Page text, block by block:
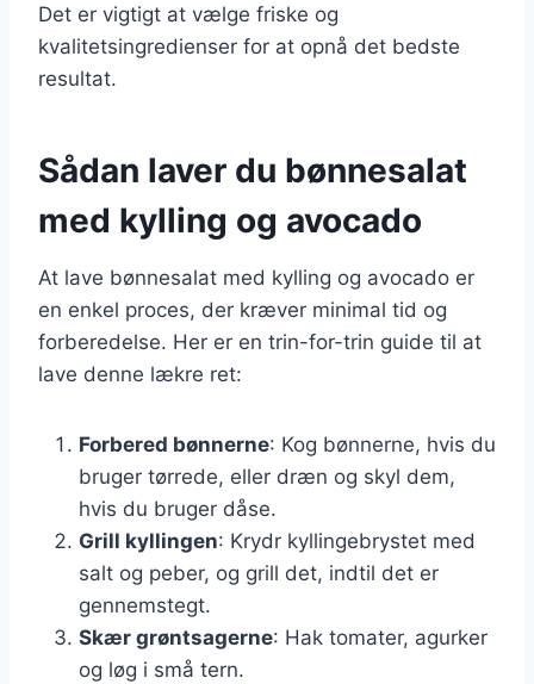
Det er vigtigt at vælge friske og
kvalitetsingredienser for at opnå det bedste
resultat.
Sådan laver du bønnesalat
med kylling og avocado
At lave bønnesalat med kylling og avocado er
en enkel proces, der kræver minimal tid og
forberedelse. Her er en trin-for-trin guide til at
lave denne lækre ret:
Forbered bønnerne: Kog bønnerne, hvis du
bruger tørrede, eller dræn og skyl dem,
hvis du bruger dåse.
Grill kyllingen: Krydr kyllingebrystet med
salt og peber, og grill det, indtil det er
gennemstegt.
Skær grøntsagerne: Hak tomater, agurker
og løg i små tern.